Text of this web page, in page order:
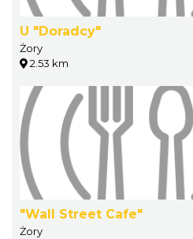
U "Doradcy"
Żory
2.53 km
"Wall Street Cafe"
Żory